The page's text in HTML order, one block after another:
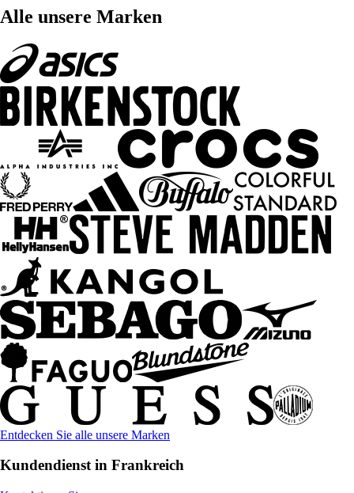
Alle unsere Marken
Entdecken Sie alle unsere Marken
Kundendienst in Frankreich